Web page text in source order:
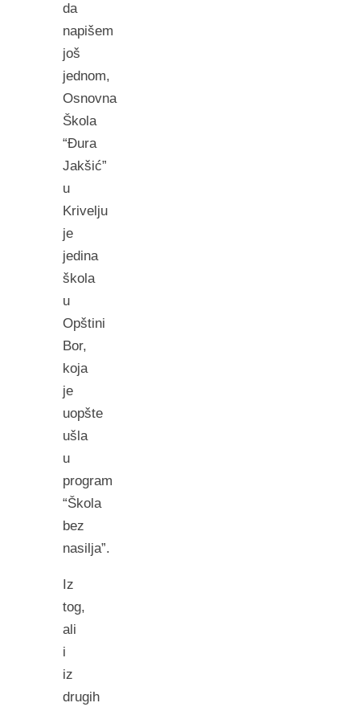
da
napišem
još
jednom,
Osnovna
Škola
“Đura
Jakšić”
u
Krivelju
je
jedina
škola
u
Opštini
Bor,
koja
je
uopšte
ušla
u
program
“Škola
bez
nasilja”.
Iz
tog,
ali
i
iz
drugih